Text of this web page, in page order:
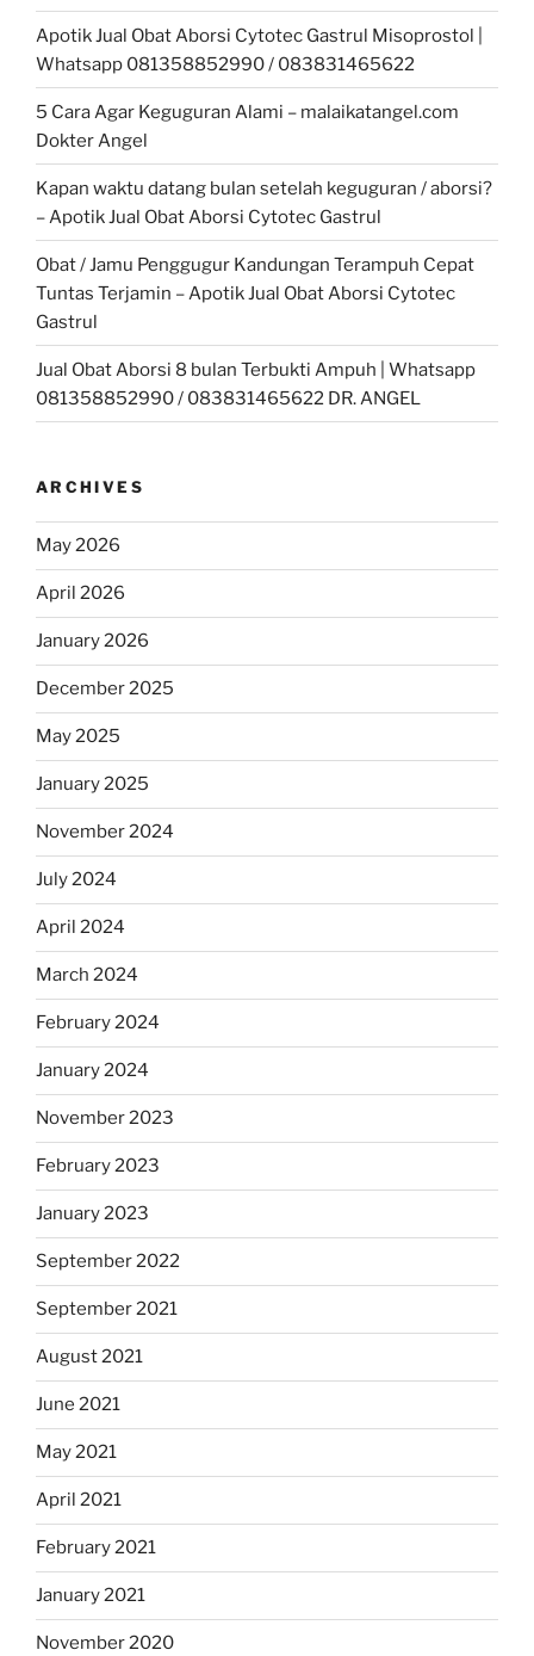
Apotik Jual Obat Aborsi Cytotec Gastrul Misoprostol |
Whatsapp 081358852990 / 083831465622
5 Cara Agar Keguguran Alami – malaikatangel.com
Dokter Angel
Kapan waktu datang bulan setelah keguguran / aborsi?
– Apotik Jual Obat Aborsi Cytotec Gastrul
Obat / Jamu Penggugur Kandungan Terampuh Cepat
Tuntas Terjamin – Apotik Jual Obat Aborsi Cytotec
Gastrul
Jual Obat Aborsi 8 bulan Terbukti Ampuh | Whatsapp
081358852990 / 083831465622 DR. ANGEL
ARCHIVES
May 2026
April 2026
January 2026
December 2025
May 2025
January 2025
November 2024
July 2024
April 2024
March 2024
February 2024
January 2024
November 2023
February 2023
January 2023
September 2022
September 2021
August 2021
June 2021
May 2021
April 2021
February 2021
January 2021
November 2020